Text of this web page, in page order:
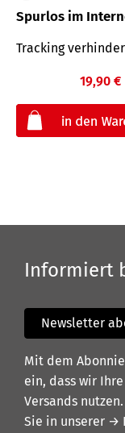
Spurlos im
Tracking
19,90 €
Informiert
Newsletter
Mit dem
ein, dass wir
Versands
Sie in unserer →